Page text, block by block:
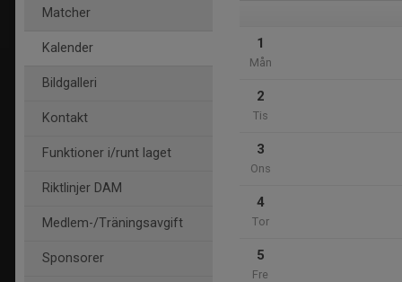
Matcher
Kalender
Bildgalleri
Kontakt
Funktioner i/runt laget
Riktlinjer DAM
Medlem-/Träningsavgift
Sponsorer
1
Mån
2
Tis
3
Ons
4
Tor
5
Fre